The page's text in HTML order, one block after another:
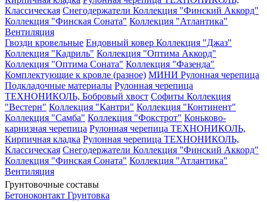
Классическая Снегодержатели Коллекция "Финский Аккорд"
Коллекция "Финская Соната" Коллекция "Атлантика"
Вентиляция
Гвозди кровельные Ендовный ковер Коллекция "Джаз"
Коллекция "Кадриль" Коллекция "Оптима Аккорд"
Коллекция "Оптима Соната" Коллекция "Фазенда"
Комплектующие к кровле (разное) МИНИ Рулонная черепица
Подкладочные материалы Рулонная черепица
ТЕХНОНИКОЛЬ, Бобровый хвост Софиты Коллекция
"Вестерн" Коллекция "Кантри" Коллекция "Континент"
Коллекция "Самба" Коллекция "Фокстрот" Коньково-
карнизная черепица Рулонная черепица ТЕХНОНИКОЛЬ,
Кирпичная кладка Рулонная черепица ТЕХНОНИКОЛЬ,
Классическая Снегодержатели Коллекция "Финский Аккорд"
Коллекция "Финская Соната" Коллекция "Атлантика"
Вентиляция
Грунтовочные составы
Бетоноконтакт Грунтовка